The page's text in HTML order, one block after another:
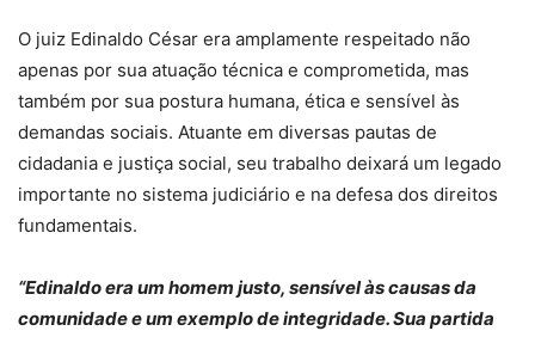
O juiz Edinaldo César era amplamente respeitado não
apenas por sua atuação técnica e comprometida, mas
também por sua postura humana, ética e sensível às
demandas sociais. Atuante em diversas pautas de
cidadania e justiça social, seu trabalho deixará um legado
importante no sistema judiciário e na defesa dos direitos
fundamentais.
“Edinaldo era um homem justo, sensível às causas da
comunidade e um exemplo de integridade. Sua partida